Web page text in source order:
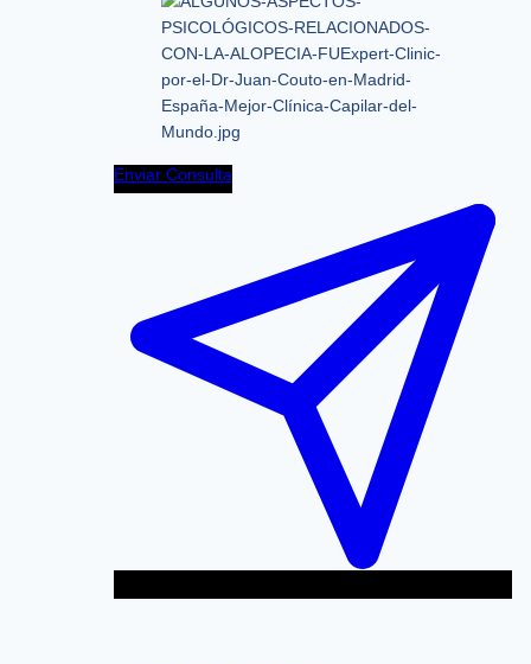
Enviar Consulta